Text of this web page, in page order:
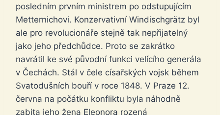
posledním prvním ministrem po odstupujícím
Metternichovi. Konzervativní Windischgrätz byl
ale pro revolucionáře stejně tak nepřijatelný
jako jeho předchůdce. Proto se zakrátko
navrátil ke své původní funkci velícího generála
v Čechách. Stál v čele císařských vojsk během
Svatodušních bouří v roce 1848. V Praze 12.
června na počátku konfliktu byla náhodně
zabita jeho žena Eleonora rozená